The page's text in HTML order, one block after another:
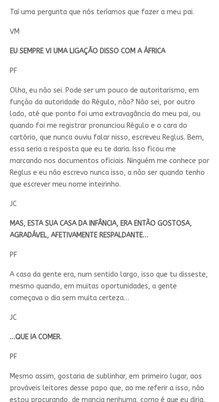
Taí uma pergunta que nós teríamos que fazer a meu pai.
VM
EU SEMPRE VI UMA LIGAÇÃO DISSO COM A ÁFRICA
PF
Olha, eu não sei. Pode ser um pouco de autoritarismo, em
função da autoridade do Régulo, não? Não sei, por outro
lado, até que ponto foi uma extravagância do meu pai, ou
quando foi me registrar pronunciou Régulo e o cara do
cartório, que nunca ouviu falar nisso, escreveu Reglus. Bem,
essa seria a resposta que eu te daria. Isso ficou me
marcando nos documentos oficiais. Ninguém me conhece por
Reglus e eu não escrevo nunca isso, a não ser quando tenho
que escrever meu nome inteirinho.
JC
MAS, ESTA SUA CASA DA INFÂNCIA, ERA ENTÃO GOSTOSA,
AGRADÁVEL, AFETIVAMENTE RESPALDANTE…
PF
A casa da gente era, num sentido largo, isso que tu disseste,
mesmo quando, em muitas oportunidades, a gente
começava o dia sem muita certeza…
JC
…QUE IA COMER.
PF
Mesmo assim, gostaria de sublinhar, em primeiro lugar, aos
prováveis leitores desse papo que, ao me referir a isso, não
estou procurando, de mancia nenhuma, como é que eu diria,